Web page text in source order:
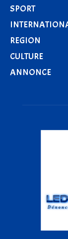
SPORT
REGION
CULTURE
ANNONCE